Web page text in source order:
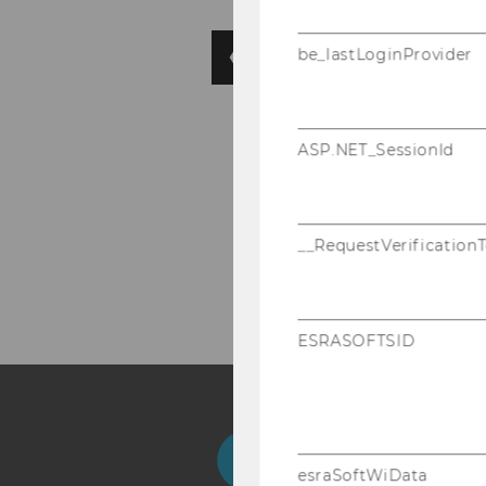
be_lastLoginProvider
ASP.NET_SessionId
ESRASOFTSID
esraSoftWiData